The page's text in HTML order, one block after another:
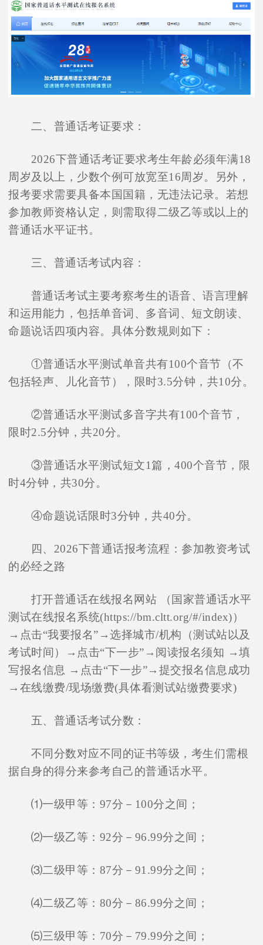
二、普通话考证要求：
2026下普通话考证要求考生年龄必须年满18
周岁及以上，少数个例可放宽至16周岁。另外，
报考要求需要具备本国国籍，无违法记录。若想
参加教师资格认定，则需取得二级乙等或以上的
普通话水平证书。
三、普通话考试内容：
普通话考试主要考察考生的语音、语言理解
和运用能力，包括单音词、多音词、短文朗读、
命题说话四项内容。具体分数规则如下：
①普通话水平测试单音共有100个音节（不
包括轻声、儿化音节），限时3.5分钟，共10分。
②普通话水平测试多音字共有100个音节，
限时2.5分钟，共20分。
③普通话水平测试短文1篇，400个音节，限
时4分钟，共30分。
④命题说话限时3分钟，共40分。
四、2026下普通话报考流程：参加教资考试
的必经之路
打开普通话在线报名网站 （国家普通话水平
测试在线报名系统(https://bm.cltt.org/#/index)）
→点击“我要报名”→选择城市/机构（测试站以及
考试时间）→点击“下一步”→阅读报名须知 →填
写报名信息 →点击“下一步”→提交报名信息成功
→在线缴费/现场缴费(具体看测试站缴费要求)
五、普通话考试分数：
不同分数对应不同的证书等级，考生们需根
据自身的得分来参考自己的普通话水平。
⑴一级甲等：97分－100分之间；
⑵一级乙等：92分－96.99分之间；
⑶二级甲等：87分－91.99分之间；
⑷二级乙等：80分－86.99分之间；
⑸三级甲等：70分－79.99分之间；